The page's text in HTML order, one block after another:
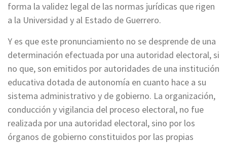
forma la validez legal de las normas jurídicas que rigen
a la Universidad y al Estado de Guerrero.
Y es que este pronunciamiento no se desprende de una
determinación efectuada por una autoridad electoral, si
no que, son emitidos por autoridades de una institución
educativa dotada de autonomía en cuanto hace a su
sistema administrativo y de gobierno. La organización,
conducción y vigilancia del proceso electoral, no fue
realizada por una autoridad electoral, sino por los
órganos de gobierno constituidos por las propias